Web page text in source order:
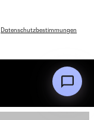
Datenschutzbestimmungen